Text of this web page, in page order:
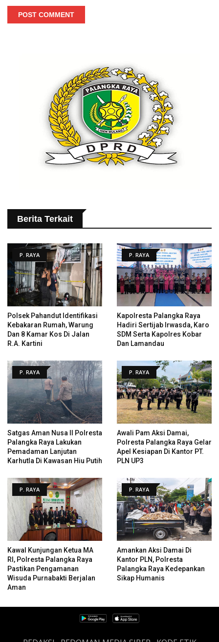
POST COMMENT
Berita Terkait
P. RAYA
Polsek Pahandut Identifikasi
Kebakaran Rumah, Warung
Dan 8 Kamar Kos Di Jalan
R.A. Kartini
P. RAYA
Kapolresta Palangka Raya
Hadiri Sertijab Irwasda, Karo
SDM Serta Kapolres Kobar
Dan Lamandau
P. RAYA
Satgas Aman Nusa II Polresta
Palangka Raya Lakukan
Pemadaman Lanjutan
Karhutla Di Kawasan Hiu Putih
P. RAYA
Awali Pam Aksi Damai,
Polresta Palangka Raya Gelar
Apel Kesiapan Di Kantor PT.
PLN UP3
P. RAYA
Kawal Kunjungan Ketua MA
RI, Polresta Palangka Raya
Pastikan Pengamanan
Wisuda Purnabakti Berjalan
Aman
P. RAYA
Amankan Aksi Damai Di
Kantor PLN, Polresta
Palangka Raya Kedepankan
Sikap Humanis